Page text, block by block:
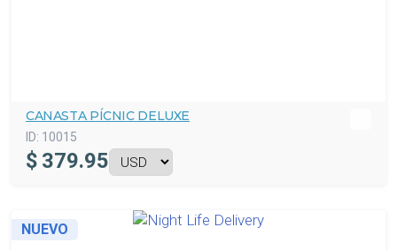
CANASTA PÍCNIC DELUXE
ID: 10015
$ 379.95
NUEVO